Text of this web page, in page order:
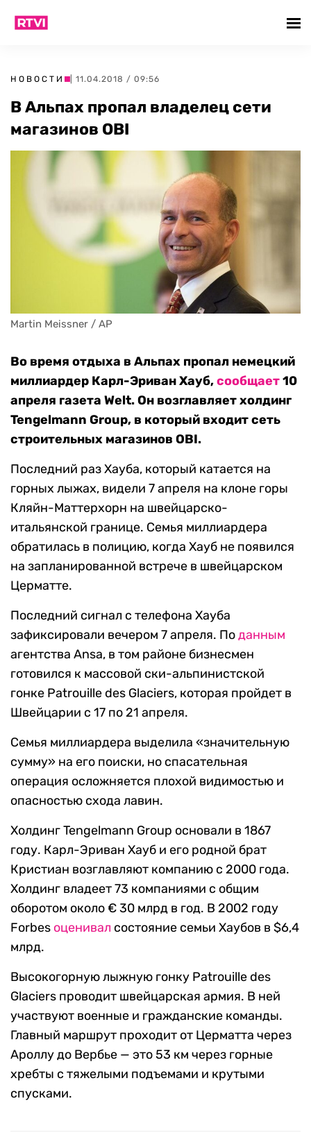
НОВОСТИ | 11.04.2018 / 09:56
В Альпах пропал владелец сети
магазинов OBI
Martin Meissner / AP
Во время отдыха в Альпах пропал немецкий
миллиардер Карл-Эриван Хауб,сообщает10
апреля газета Welt. Он возглавляет холдинг
Tengelmann Group, в который входит сеть
строительных магазинов OBI.
Последний раз Хауба, который катается на
горных лыжах, видели 7 апреля на клоне горы
Кляйн-Маттерхорн на швейцарско-
итальянской границе. Семья миллиардера
обратилась в полицию, когда Хауб не появился
на запланированной встрече в швейцарском
Церматте.
Последний сигнал с телефона Хауба
зафиксировали вечером 7 апреля. Поданным
агентства Ansa, в том районе бизнесмен
готовился к массовой ски-альпинистской
гонке Patrouille des Glaciers, которая пройдет в
Швейцарии с 17 по 21 апреля.
Семья миллиардера выделила «значительную
сумму» на его поиски, но спасательная
операция осложняется плохой видимостью и
опасностью схода лавин.
Холдинг Tengelmann Group основали в 1867
году. Карл-Эриван Хауб и его родной брат
Кристиан возглавляют компанию с 2000 года.
Холдинг владеет 73 компаниями с общим
оборотом около € 30 млрд в год. В 2002 году
Forbes оценивал состояние семьи Хаубов в $6,4
млрд.
Высокогорную лыжную гонку Patrouille des
Glaciers проводит швейцарская армия. В ней
участвуют военные и гражданские команды.
Главный маршрут проходит от Церматта через
Ароллу до Вербье — это 53 км через горные
хребты с тяжелыми подъемами и крутыми
спусками.